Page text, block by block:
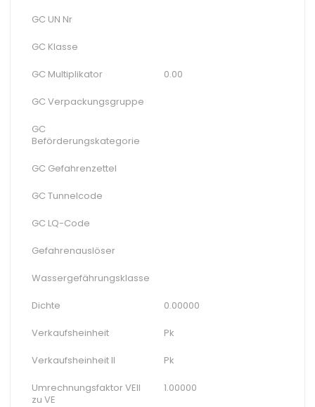
GC UN Nr
GC Klasse
GC Multiplikator 0.00
GC Verpackungsgruppe
GC
Beförderungskategorie
GC Gefahrenzettel
GC Tunnelcode
GC LQ-Code
Gefahrenauslöser
Wassergefährungsklasse
Dichte 0.00000
Verkaufsheinheit Pk
Verkaufsheinheit II Pk
Umrechnungsfaktor VEII
zu VE
1.00000